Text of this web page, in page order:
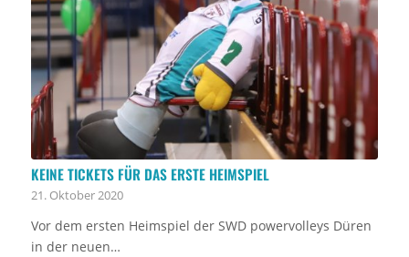
KEINE TICKETS FÜR DAS ERSTE HEIMSPIEL
21. Oktober 2020
Vor dem ersten Heimspiel der SWD powervolleys Düren
in der neuen…